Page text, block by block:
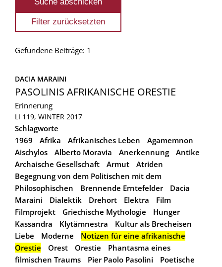
Gefundene Beiträge: 1
DACIA MARAINI
PASOLINIS AFRIKANISCHE ORESTIE
Erinnerung
LI 119, WINTER 2017
Schlagworte
1969
Afrika Afrikanisches Leben
Agamemnon
Aischylos
Alberto Moravia Anerkennung
Antike
Archaische Gesellschaft
Armut
Atriden
Begegnung von dem Politischen mit dem
Philosophischen
Brennende Erntefelder
Dacia
Maraini
Dialektik Drehort Elektra
Film
Filmprojekt
Griechische Mythologie
Hunger
Kassandra
Klytämnestra
Kultur als Brecheisen
Liebe
Moderne
Notizen für eine afrikanische
Orestie
Orest Orestie
Phantasma eines
filmischen Traums
Pier Paolo Pasolini
Poetische